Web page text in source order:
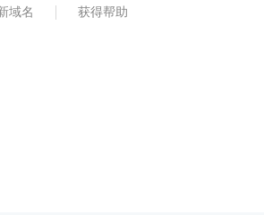
域名 获得帮助